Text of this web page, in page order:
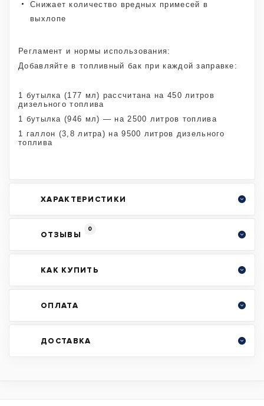
Снижает количество вредных примесей в
выхлопе
Регламент и нормы использования:
Добавляйте в топливный бак при каждой заправке:
1 бутылка (177 мл) рассчитана на 450 литров
дизельного топлива
1 бутылка (946 мл) — на 2500 литров топлива
1 галлон (3,8 литра) на 9500 литров дизельного
топлива
ХАРАКТЕРИСТИКИ
ОТЗЫВЫ
0
КАК КУПИТЬ
ОПЛАТА
ДОСТАВКА